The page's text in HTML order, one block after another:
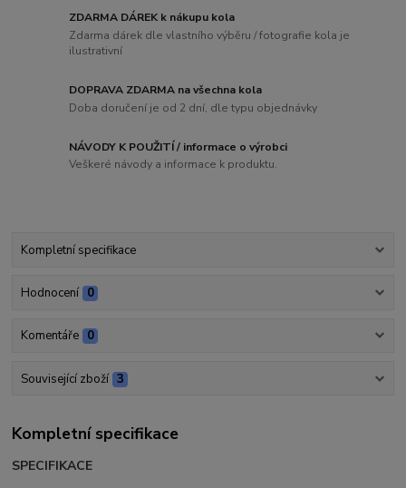
ZDARMA DÁREK k nákupu kola
Zdarma dárek dle vlastního výběru / fotografie kola je
ilustrativní
DOPRAVA ZDARMA na všechna kola
Doba doručení je od 2 dní, dle typu objednávky
NÁVODY K POUŽITÍ / informace o výrobci
Veškeré návody a informace k produktu.
Kompletní specifikace
Hodnocení 0
Komentáře 0
Související zboží 3
Kompletní specifikace
SPECIFIKACE